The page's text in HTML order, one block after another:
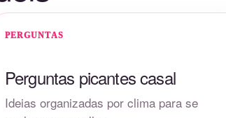
PERGUNTAS
Perguntas picantes casal
Ideias organizadas por clima para se